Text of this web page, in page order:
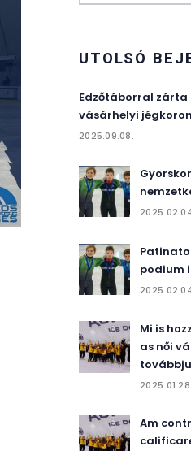
UTOLSÓ
Edzőtáborral
vásárhelyi
2025.09.08.
podium
Mi is
as női
2025.01.28.
Am